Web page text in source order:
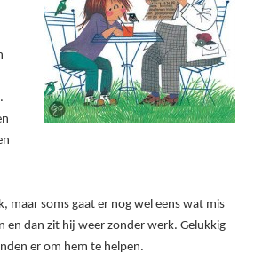
maar soms gaat er nog wel eens wat mis
en dan zit hij weer zonder werk. Gelukkig
er om hem te helpen.